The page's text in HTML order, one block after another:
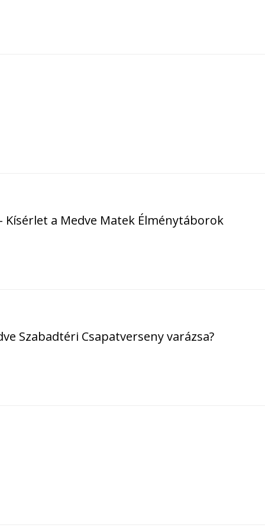
a Medve Matek Élménytáborok
Szabadtéri Csapatverseny varázsa?